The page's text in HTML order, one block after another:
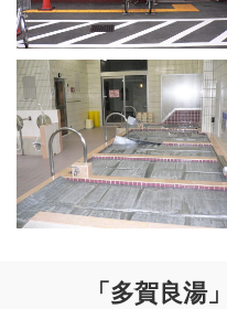
「多賀良湯